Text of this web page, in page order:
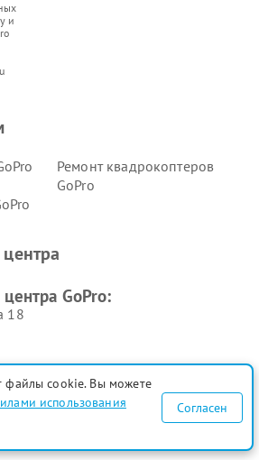
и
Ремонт квадрокоптеров
GoPro
GoPro:
18
файлы cookie. Вы можете
использования
Согласен